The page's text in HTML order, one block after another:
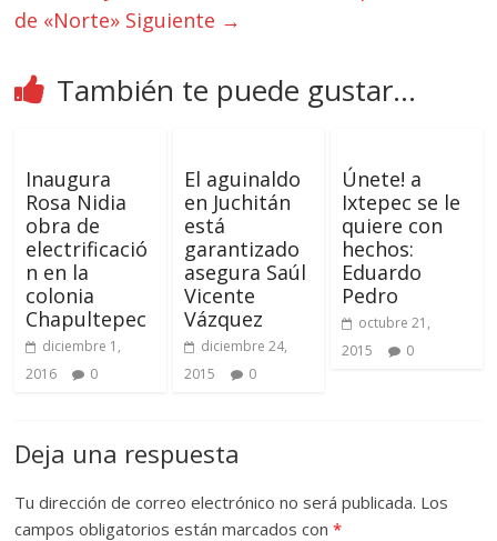
de «Norte» Siguiente →
También te puede gustar...
Inaugura
Rosa Nidia
obra de
electrificació
n en la
colonia
Chapultepec
diciembre 1,
2016
0
El aguinaldo
en Juchitán
está
garantizado
asegura Saúl
Vicente
Vázquez
diciembre 24,
2015
0
Únete! a
Ixtepec se le
quiere con
hechos:
Eduardo
Pedro
octubre 21,
2015
0
Deja una respuesta
Tu dirección de correo electrónico no será publicada. Los
campos obligatorios están marcados con*